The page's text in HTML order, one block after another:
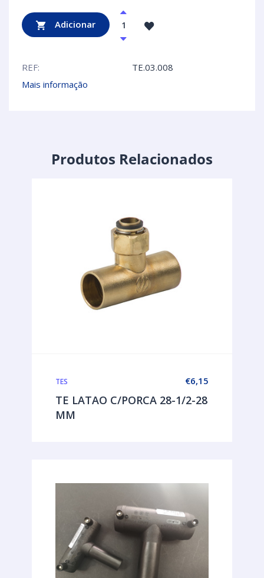
Adicionar
REF:
TE.03.008
Mais informação
Produtos Relacionados
€6,15
TES
TE LATAO C/PORCA 28-1/2-28
MM